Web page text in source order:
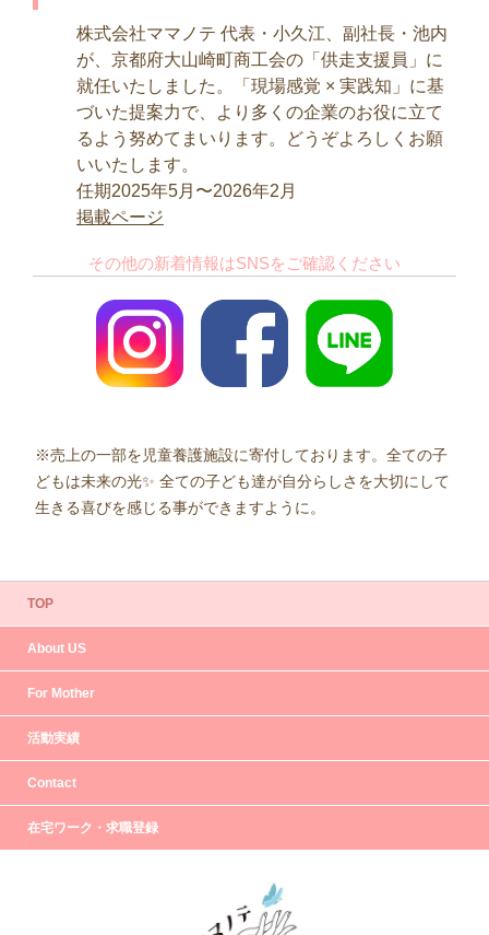
株式会社ママノテ 代表・小久江、副社長・池内
が、京都府大山崎町商工会の「供走支援員」に
就任いたしました。「現場感覚 × 実践知」に基
づいた提案力で、より多くの企業のお役に立て
るよう努めてまいります。どうぞよろしくお願
いいたします。
任期2025年5月〜2026年2月
掲載ページ
その他の新着情報はSNSをご確認ください
※売上の一部を児童養護施設に寄付しております。 全ての子
どもは未来の光✨ 全ての子ども達が自分らしさを大切にして
生きる喜びを感じる事ができますように。
TOP
About US
For Mother
活動実績
Contact
在宅ワーク・求職登録